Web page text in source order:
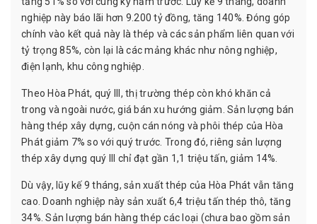
nghiệp này báo lãi hơn 9.200 tỷ đồng, tăng 140%. Đóng góp
chính vào kết quả này là thép và các sản phẩm liên quan với
tỷ trọng 85%, còn lại là các mảng khác như nông nghiệp,
điện lạnh, khu công nghiệp.
Theo Hòa Phát, quý III, thị trường thép còn khó khăn cả
trong và ngoài nước, giá bán xu hướng giảm. Sản lượng bán
hàng thép xây dựng, cuộn cán nóng và phôi thép của Hòa
Phát giảm 7% so với quý trước. Trong đó, riêng sản lượng
thép xây dựng quý III chỉ đạt gần 1,1 triệu tấn, giảm 14%.
Dù vậy, lũy kế 9 tháng, sản xuất thép của Hòa Phát vẫn tăng
cao. Doanh nghiệp này sản xuất 6,4 triệu tấn thép thô, tăng
34%. Sản lượng bán hàng thép các loại (chưa bao gồm sản